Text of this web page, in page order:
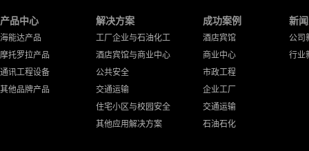
产品中心
海能达产品
摩托罗拉产品
通讯工程设备
其他品牌产品
解决方案
工厂企业与石油化工
酒店宾馆与商业中心
公共安全
交通运输
住宅小区与校园安全
其他应用解决方案
成功案例
酒店宾馆
商业中心
市政工程
企业工厂
交通运输
石油石化
新
公司
行业